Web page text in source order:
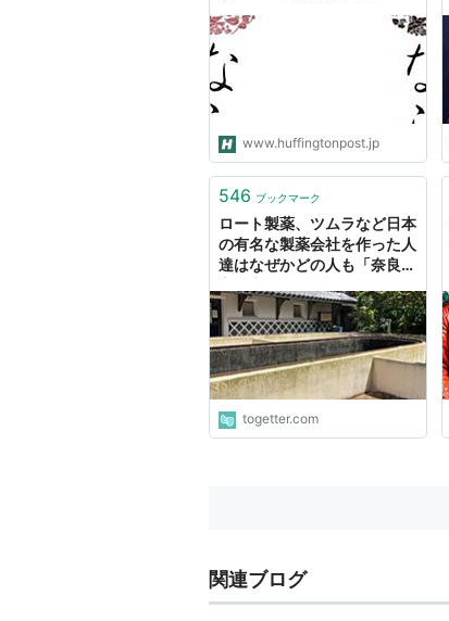
www.huffingtonpost.jp
546 ブックマーク
ロート製薬、ツムラなど日本
の有名な製薬会社を作った人
達はなぜかどの人も「奈良県
納得の理由があった
togetter.com
関連ブログ